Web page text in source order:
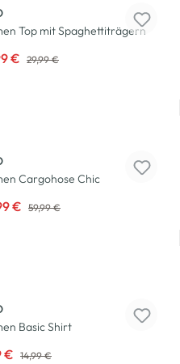
Top mit Spaghettiträgern
€ 29,99 €
Cargohose Chic
€ 59,99 €
Basic Shirt
€ 14,99 €